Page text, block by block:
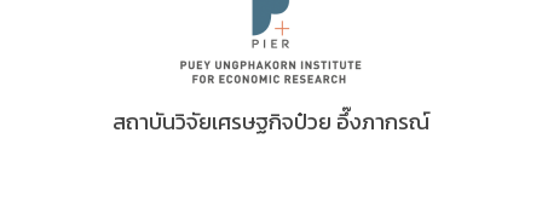
สถาบันวิจัยเศรษฐกิจป๋วย อึ๊งภากรณ์